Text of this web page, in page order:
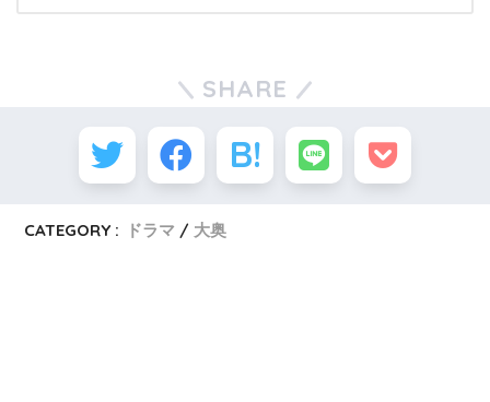
SHARE
CATEGORY : ドラマ 大奥